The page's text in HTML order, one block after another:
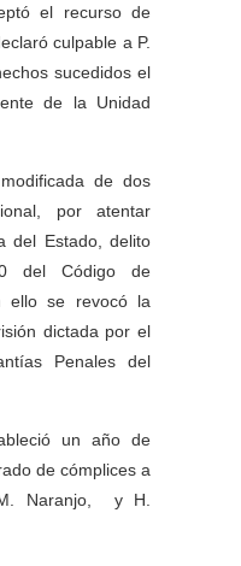
el recurso de
culpable a P.
sucedidos el
de la Unidad
de dos
por atentar
del Estado, delito
del Código de
ello se revocó la
dictada por el
Penales del
un año de
de cómplices a
Naranjo, y H.